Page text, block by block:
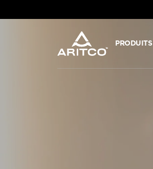
PRODUITS